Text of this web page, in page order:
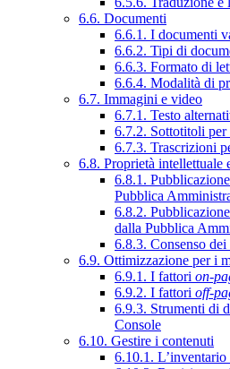
6.6. Documenti
6.6.1. I documenti
6.6.2. Tipi di
6.6.3. Formato di
6.6.4. Modalità di
6.7. Immagini e video
6.7.1. Testo
6.7.2. Sottotitoli
6.7.3. Trascrizioni
6.8. Proprietà intellettuale
6.8.1.
Pubblica
6.8.2.
dalla Pubblica
6.8.3. Consenso
6.9. Ottimizzazione per i
6.9.1. I fattori on-
6.9.2. I fattori off-
6.9.3. Strumenti di
Console
6.10. Gestire i contenuti
6.10.1.